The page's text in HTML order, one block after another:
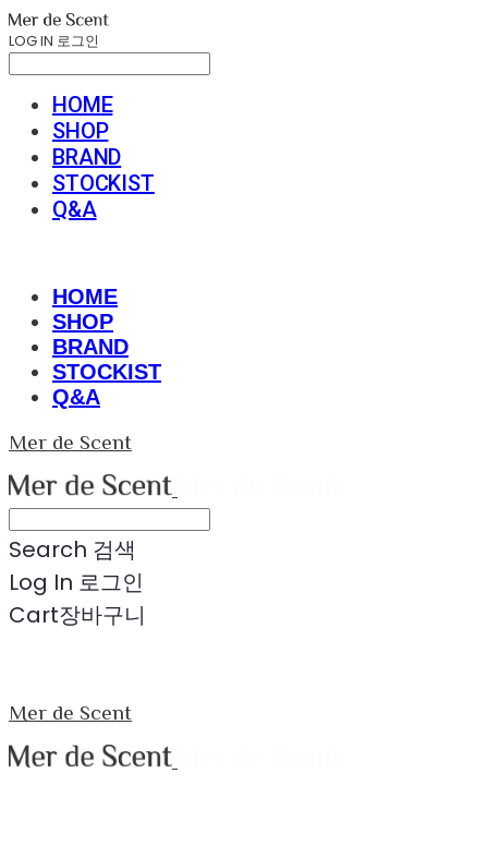
LOG IN 로그인
HOME
SHOP
BRAND
STOCKIST
Q&A
HOME
SHOP
BRAND
STOCKIST
Q&A
Mer de Scent
Search 검색
Log In 로그인
Cart장바구니
Mer de Scent